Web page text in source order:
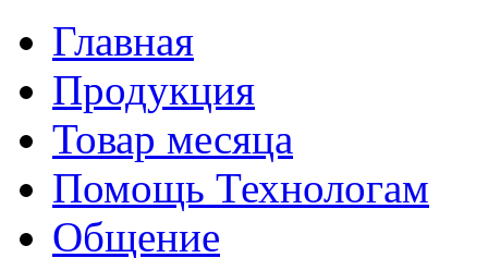
Главная
Продукция
Товар месяца
Помощь Технологам
Общение